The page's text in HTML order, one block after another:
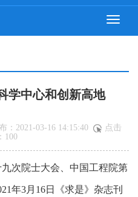
学中心和创新高地
：2021-03-16 14:15:40
点击
100
次院士大会、中国工程院第
年3月16日《求是》杂志刊